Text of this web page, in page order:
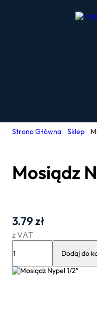
Strona Główna Sklep
Mosiądz
3.79zł
z VAT
Mosiądz
1/2″
Dodaj do